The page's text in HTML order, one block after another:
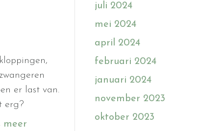
er last van.
erg?
meer
juli 2024
mei 2024
april 2024
februari 2024
januari 2024
november 2023
oktober 2023